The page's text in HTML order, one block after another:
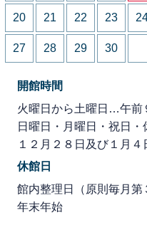
20 21 22 23
27 28 29 30
開館時間
火曜日から土曜日…午前
日曜日・月曜日・祝日
１２月２８日及び１月
休館日
館内整理日（原則毎月第
年末年始